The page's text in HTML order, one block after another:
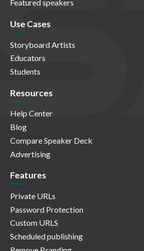
Featured speakers
Use Cases
Storyboard Artists
Educators
Students
Resources
Help Center
Blog
Compare Speaker Deck
Advertising
Features
Private URLs
Password Protection
Custom URLS
Scheduled publishing